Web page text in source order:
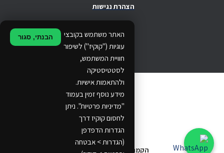
האתר משתמש בקובצי
עוגיות ("קוקיז") לשיפור
חוויית המשתמש,
לסטטיסטיקה
ולהתאמות אישיות.
מידע נוסף זמין בעמוד
"מדיניות פרטיות". ניתן
לחסום קוקיז דרך
הגדרות הדפדפן
(הגדרות > אבטחה
הבנתי, סגור
.
הצהרת נגישות
© 2024 Ethos Business. All rights reserved.
..
...
הקמת אתרים